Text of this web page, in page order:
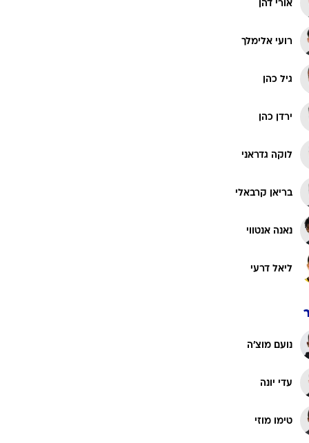
רוגבי וקריקטאורי דהן
רועי אלימלך
גיל כהן
ירדן כהן
לוקה גדראני
בריאן קרבאלי
נאנה אנטווי
ליאל דרעי
נועם מוצ'ה
עדי יונה
טימו מוזי